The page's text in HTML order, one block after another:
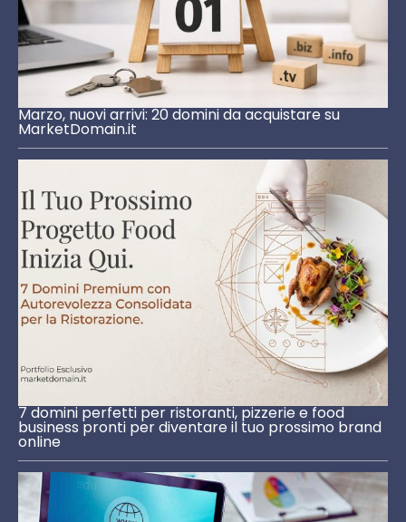
Marzo, nuovi arrivi: 20 domini da acquistare su
MarketDomain.it
7 domini perfetti per ristoranti, pizzerie e food
business pronti per diventare il tuo prossimo brand
online